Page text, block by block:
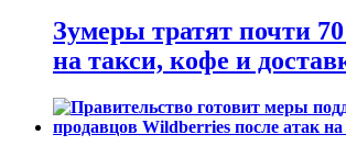
Зумеры тратят почти
на такси, кофе и